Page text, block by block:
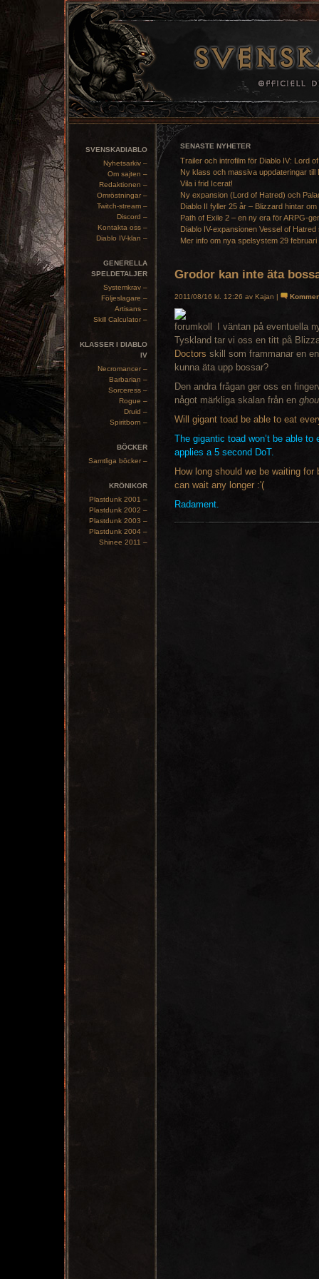
SVENSKADIABLO
Nyhetsarkiv –
Om sajten –
Redaktionen –
Omröstningar –
Twitch-stream –
Discord –
Kontakta oss –
Diablo IV-klan –
GENERELLA
SPELDETALJER
Systemkrav –
Följeslagare –
Artisans –
Skill Calculator –
KLASSER I DIABLO
IV
Necromancer –
Barbarian –
Sorceress –
Rogue –
Druid –
Spiritborn –
BÖCKER
Samtliga böcker –
KRÖNIKOR
Plastdunk 2001 –
Plastdunk 2002 –
Plastdunk 2003 –
Plastdunk 2004 –
Shinee 2011 –
SENASTE NYHETER
Trailer och introfilm för Diablo IV: Lord
Ny klass och massiva uppdateringar till
Vila i frid Icerat!
Ny expansion (Lord of Hatred) och
Diablo II fyller 25 år – Blizzard hintar om
Path of Exile 2 – en ny era för ARPG-
Diablo IV-expansionen Vessel of
Mer info om nya spelsystem 29 februari
Grodor kan inte äta
2011/08/16 kl. 12:26 av Kajan |
I väntan på eventuella
Tyskland tar vi oss en titt på
Doctors skill som frammanar en
kunna äta upp bossar?
Den andra frågan ger oss en
något märkliga skalan från en
Will gigant toad be able to eat
The gigantic toad won’t be able
applies a 5 second DoT.
How long should we be waiting
can wait any longer :'(
Radament.